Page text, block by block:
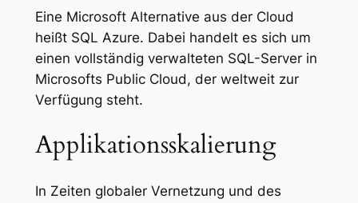
Eine Microsoft Alternative aus der Cloud
heißt SQL Azure. Dabei handelt es sich um
einen vollständig verwalteten SQL-Server in
Microsofts Public Cloud, der weltweit zur
Verfügung steht.
Applikationsskalierung
In Zeiten globaler Vernetzung und des